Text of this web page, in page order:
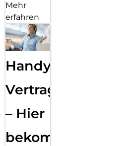
Mehr
erfahren
Handy
Vertragsabwicklung
– Hier
bekommst